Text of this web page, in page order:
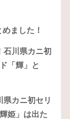
ました！
石川県カニ初
「輝」と
県カニ初セリ
姫」は出た